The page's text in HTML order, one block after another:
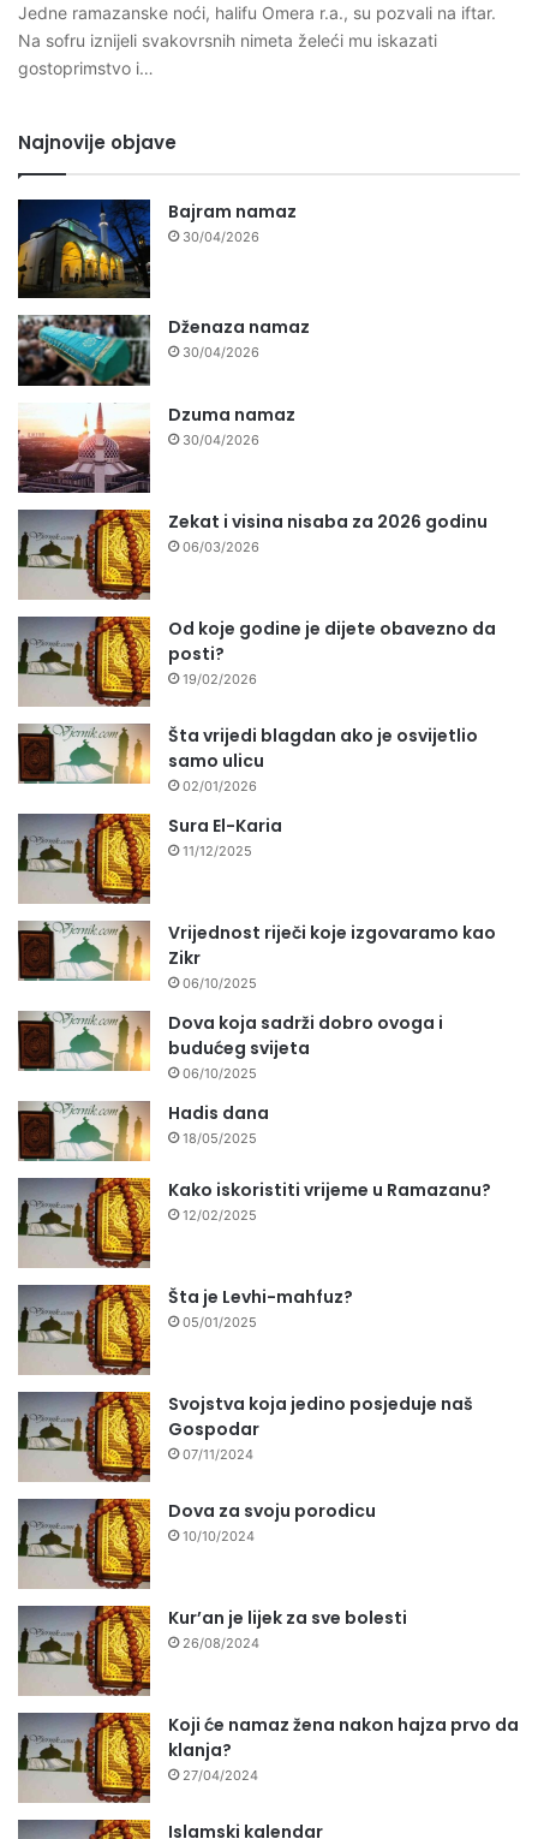
Jedne ramazanske noći, halifu Omera r.a., su pozvali na iftar.
Na sofru iznijeli svakovrsnih nimeta želeći mu iskazati
gostoprimstvo i…
Najnovije objave
Bajram namaz
30/04/2026
Dženaza namaz
30/04/2026
Dzuma namaz
30/04/2026
Zekat i visina nisaba za 2026 godinu
06/03/2026
Od koje godine je dijete obavezno da
posti?
19/02/2026
Šta vrijedi blagdan ako je osvijetlio
samo ulicu
02/01/2026
Sura El-Karia
11/12/2025
Vrijednost riječi koje izgovaramo kao
Zikr
06/10/2025
Dova koja sadrži dobro ovoga i
budućeg svijeta
06/10/2025
Hadis dana
18/05/2025
Kako iskoristiti vrijeme u Ramazanu?
12/02/2025
Šta je Levhi-mahfuz?
05/01/2025
Svojstva koja jedino posjeduje naš
Gospodar
07/11/2024
Dova za svoju porodicu
10/10/2024
Kur’an je lijek za sve bolesti
26/08/2024
Koji će namaz žena nakon hajza prvo da
klanja?
27/04/2024
Islamski kalendar